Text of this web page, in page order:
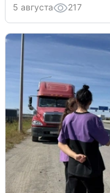
5 августа 217